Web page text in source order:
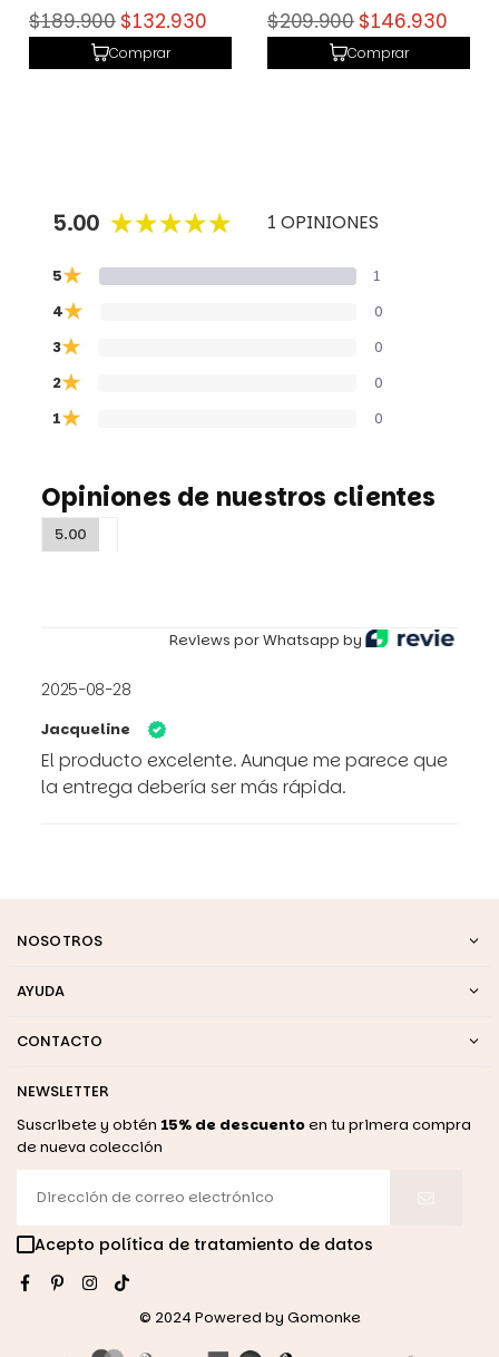
Precio
habitual
$189.900 $132.930
Comprar
Precio
habitual
$209.900 $146.930
Comprar
5.00 1 OPINIONES
5★
1
4★
0
3★
0
2★
0
1★ 0
Opiniones de nuestros clientes
5.00
Reviews por Whatsapp by
2025-08-28
Jacqueline
El producto excelente. Aunque me parece que
la entrega debería ser más rápida.
NOSOTROS
AYUDA
CONTACTO
NEWSLETTER
Suscribete y obtén 15% de descuentoen tu primera compra
de nueva colección
Acepto política de tratamiento de datos
FacebookPinterestInstagram
© 2024 Powered by Gomonke